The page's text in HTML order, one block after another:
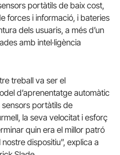
portàtils de baix cost,
forces i informació, i bateries
dels usuaris, a més d’un
amb intel·ligència
treball va ser el
d’aprenentatge automàtic
portàtils de
la seva velocitat i esforç
quin era el millor patró
dispositiu”, explica a